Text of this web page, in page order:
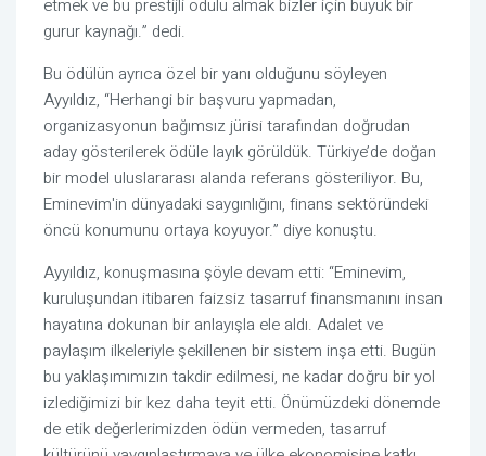
etmek ve bu prestijli ödülü almak bizler için büyük bir
gurur kaynağı.” dedi.
Bu ödülün ayrıca özel bir yanı olduğunu söyleyen
Ayyıldız, “Herhangi bir başvuru yapmadan,
organizasyonun bağımsız jürisi tarafından doğrudan
aday gösterilerek ödüle layık görüldük. Türkiye’de doğan
bir model uluslararası alanda referans gösteriliyor. Bu,
Eminevim'in dünyadaki saygınlığını, finans sektöründeki
öncü konumunu ortaya koyuyor.” diye konuştu.
Ayyıldız, konuşmasına şöyle devam etti: “Eminevim,
kuruluşundan itibaren faizsiz tasarruf finansmanını insan
hayatına dokunan bir anlayışla ele aldı. Adalet ve
paylaşım ilkeleriyle şekillenen bir sistem inşa etti. Bugün
bu yaklaşımımızın takdir edilmesi, ne kadar doğru bir yol
izlediğimizi bir kez daha teyit etti. Önümüzdeki dönemde
de etik değerlerimizden ödün vermeden, tasarruf